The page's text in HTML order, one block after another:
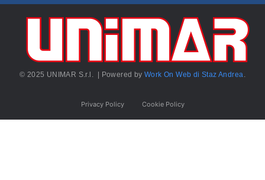
© 2025 UNIMAR S.r.l. | Powered byWork On Web di Staz Andrea.
Privacy Policy Cookie Policy